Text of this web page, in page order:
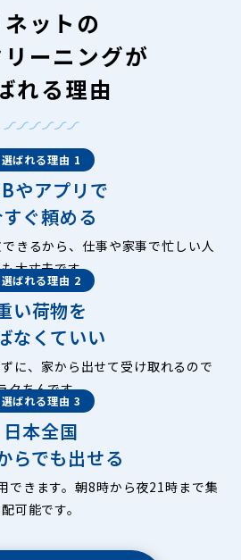
ネットの
ーニングが
れる理由
選ばれる理由 1
やアプリで
ぐ頼める
きるから、仕事や家事で忙しい人
大丈夫です。
選ばれる理由 2
い荷物を
なくていい
に、家から出せて受け取れるので
クちんです。
選ばれる理由 3
日本全国
らでも出せる
できます。朝8時から夜21時まで集
配可能です。